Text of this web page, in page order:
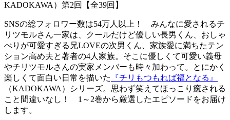
KADOKAWA）第2回【全39回】
SNSの総フォロワー数は54万人以上！ みんなに愛されるチ
リツモルさん一家は、クールだけど優しい長男くん、おしゃ
べりが可愛すぎる兄LOVEの次男くん、家族愛に満ちたテン
ション高め夫と著者の4人家族。そこに優しくて可愛い義母
やチリツモルさんの実家メンバーも時々加わって。とにかく
楽しくて面白い日常を描いた
『チリもつもれば福となる』
（KADOKAWA）シリーズ。思わず笑えてほっこり癒される
こと間違いなし！ 1～2巻から厳選したエピソードをお届け
します。